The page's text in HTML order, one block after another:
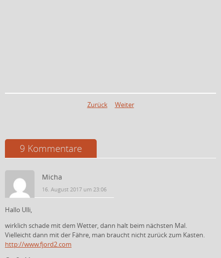
Zurück Weiter
9 Kommentare
Micha
16. August 2017 um 23:06
Hallo Ulli,
wirklich schade mit dem Wetter, dann halt beim nächsten Mal.
Vielleicht dann mit der Fähre, man braucht nicht zurück zum Kasten.
http://www.fjord2.com